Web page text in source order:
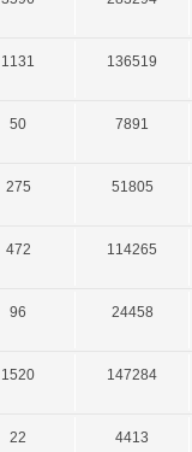
1131 136519
50 7891
275 51805
472 114265
96 24458
1520 147284
22 4413